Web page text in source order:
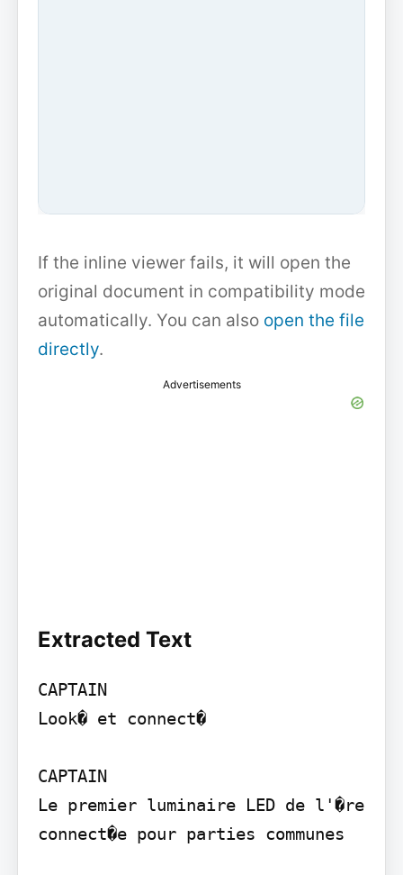
If the inline viewer fails, it will open the
original document in compatibility mode
automatically. You can also open the file
directly.
Advertisements
Extracted Text
CAPTAIN
Look� et connect�
CAPTAIN
Le premier luminaire LED de l'�re
connect�e pour parties communes